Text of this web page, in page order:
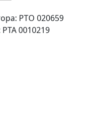
РТО 020659
0010219